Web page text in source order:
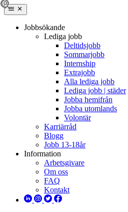
Jobbsökande
Lediga jobb
Deltidsjobb
Sommarjobb
Internship
Extrajobb
Alla lediga jobb
Lediga jobb | städer
Jobba hemifrån
Jobba utomlands
Volontär
Karriärråd
Blogg
Jobb 13-18år
Information
Arbetsgivare
Om oss
FAQ
Kontakt